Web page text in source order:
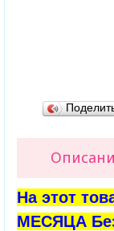
На этот
МЕСЯЦА